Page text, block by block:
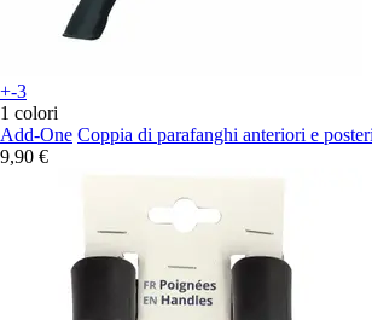
+-3
1 colori
Add-One Coppia di parafanghi anteriori e
9,90 €